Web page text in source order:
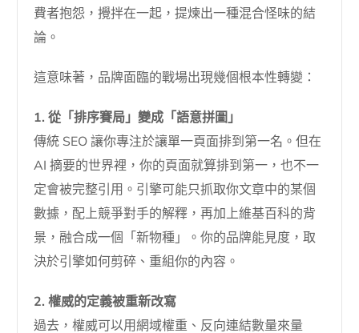
費者抱怨，攪拌在一起，提煉出一種混合怪味的結
論。
這意味著，品牌面臨的戰場出現幾個根本性轉變：
1. 從「排序賽局」變成「語意拼圖」
傳統 SEO 讓你專注於讓單一頁面排到第一名。但在
AI 摘要的世界裡，你的頁面就算排到第一，也不一
定會被完整引用。引擎可能只抓取你文章中的某個
數據，配上競爭對手的解釋，再加上維基百科的背
景，融合成一個「新物種」。你的品牌能見度，取
決於引擎如何剪碎、重組你的內容。
2. 權威的定義被重新改寫
過去，權威可以用網域權重、反向連結數量來量